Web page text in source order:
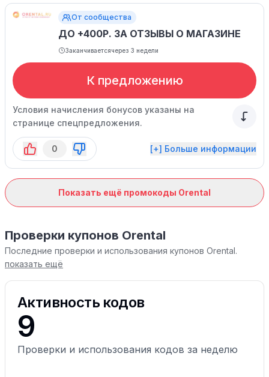
От сообщества
ДО +400Р. ЗА ОТЗЫВЫ О МАГАЗИНЕ
Заканчиваетсячерез 3 недели
К предложению
Условия начисления бонусов указаны на
странице спецпредложения.
0 [+] Больше информации
Показать ещё промокоды Orental
Проверки купонов Orental
Последние проверки и использования купонов Orental.
показать ещё
Активность кодов
9
Проверки и использования кодов за неделю